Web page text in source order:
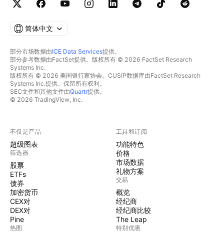
简体中文
部分市场数据由ICE Data Services提供。
部分参考数据由FactSet提供。版权所有 © 2026 FactSet Research
Systems Inc.
版权所有 © 2026 美国银行家协会。CUSIP数据库由FactSet Research
Systems Inc.提供。保留所有权利。
SEC文件和其他文件由Quartr提供。
© 2026 TradingView, Inc.
不仅是产品
超级图表
筛选器
股票
ETFs
债券
加密货币
CEX对
DEX对
Pine
热图
工具和订阅
功能特色
价格
市场数据
礼物方案
交易
概览
经纪商
经纪商比较
The Leap
特别优惠